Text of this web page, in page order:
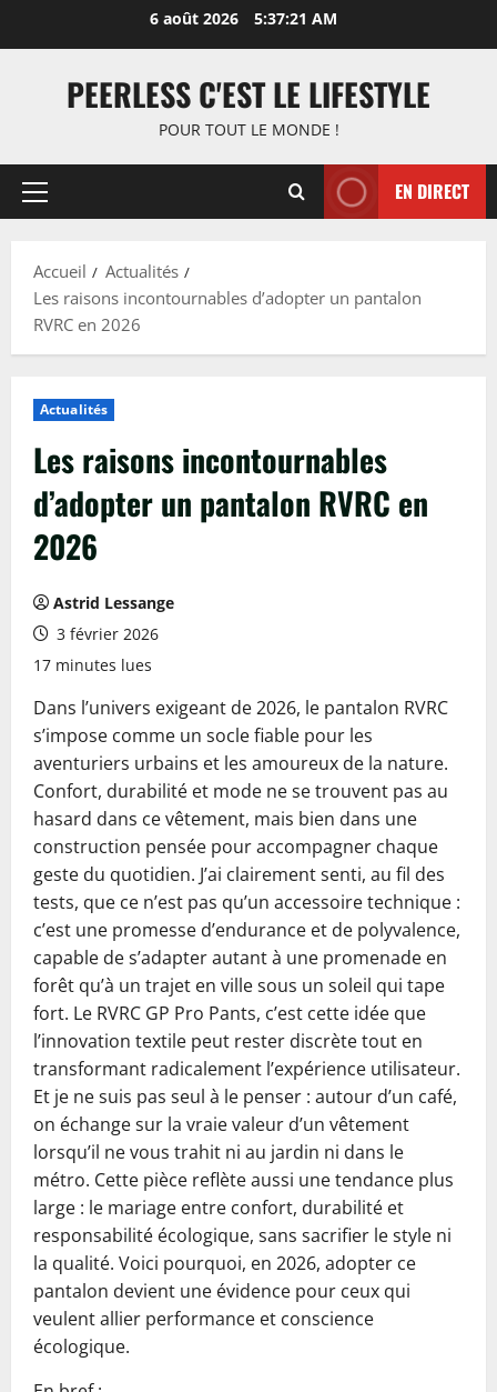
6 août 2026 5:37:22 AM
PEERLESS C'EST LE LIFESTYLE
POUR TOUT LE MONDE !
Menu
EN DIRECT
Accueil
Actualités
Les raisons incontournables d’adopter un pantalon
RVRC en 2026
Actualités
Les raisons incontournables
d’adopter un pantalon RVRC en
2026
Astrid Lessange
3 février 2026
17 minutes lues
Dans l’univers exigeant de 2026, le pantalon RVRC
s’impose comme un socle fiable pour les
aventuriers urbains et les amoureux de la nature.
Confort, durabilité et mode ne se trouvent pas au
hasard dans ce vêtement, mais bien dans une
construction pensée pour accompagner chaque
geste du quotidien. J’ai clairement senti, au fil des
tests, que ce n’est pas qu’un accessoire technique :
c’est une promesse d’endurance et de polyvalence,
capable de s’adapter autant à une promenade en
forêt qu’à un trajet en ville sous un soleil qui tape
fort. Le RVRC GP Pro Pants, c’est cette idée que
l’innovation textile peut rester discrète tout en
transformant radicalement l’expérience utilisateur.
Et je ne suis pas seul à le penser : autour d’un café,
on échange sur la vraie valeur d’un vêtement
lorsqu’il ne vous trahit ni au jardin ni dans le
métro. Cette pièce reflète aussi une tendance plus
large : le mariage entre confort, durabilité et
responsabilité écologique, sans sacrifier le style ni
la qualité. Voici pourquoi, en 2026, adopter ce
pantalon devient une évidence pour ceux qui
veulent allier performance et conscience
écologique.